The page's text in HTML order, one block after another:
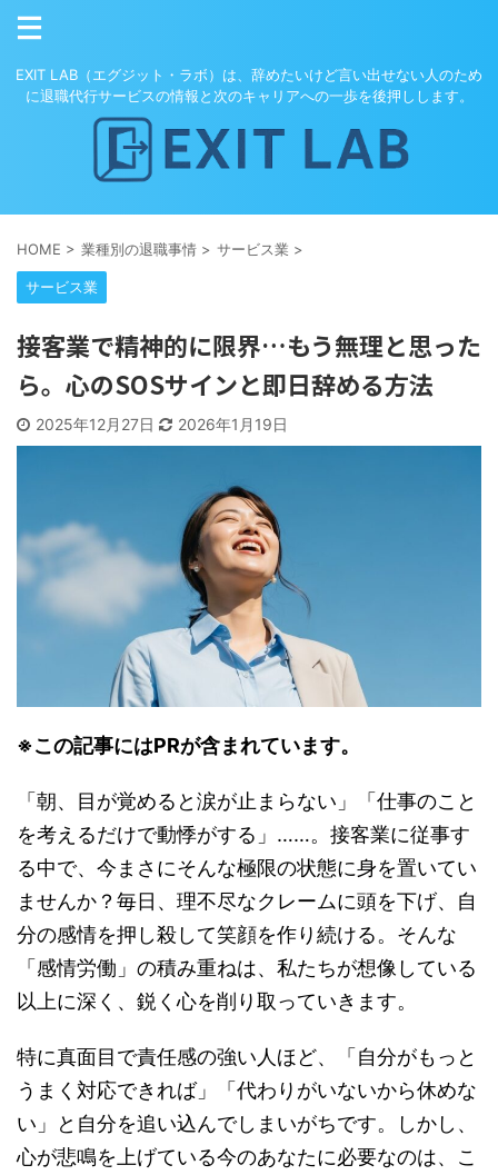
EXIT LAB（エグジット・ラボ）は、辞めたいけど言い出せない人のため
に退職代行サービスの情報と次のキャリアへの一歩を後押しします。
HOME > 業種別の退職事情 > サービス業 >
サービス業
接客業で精神的に限界…もう無理と思った
ら。心のSOSサインと即日辞める方法
2025年12月27日 2026年1月19日
※この記事にはPRが含まれています。
「朝、目が覚めると涙が止まらない」「仕事のこと
を考えるだけで動悸がする」……。接客業に従事す
る中で、今まさにそんな極限の状態に身を置いてい
ませんか？毎日、理不尽なクレームに頭を下げ、自
分の感情を押し殺して笑顔を作り続ける。そんな
「感情労働」の積み重ねは、私たちが想像している
以上に深く、鋭く心を削り取っていきます。
特に真面目で責任感の強い人ほど、「自分がもっと
うまく対応できれば」「代わりがいないから休めな
い」と自分を追い込んでしまいがちです。しかし、
心が悲鳴を上げている今のあなたに必要なのは、こ